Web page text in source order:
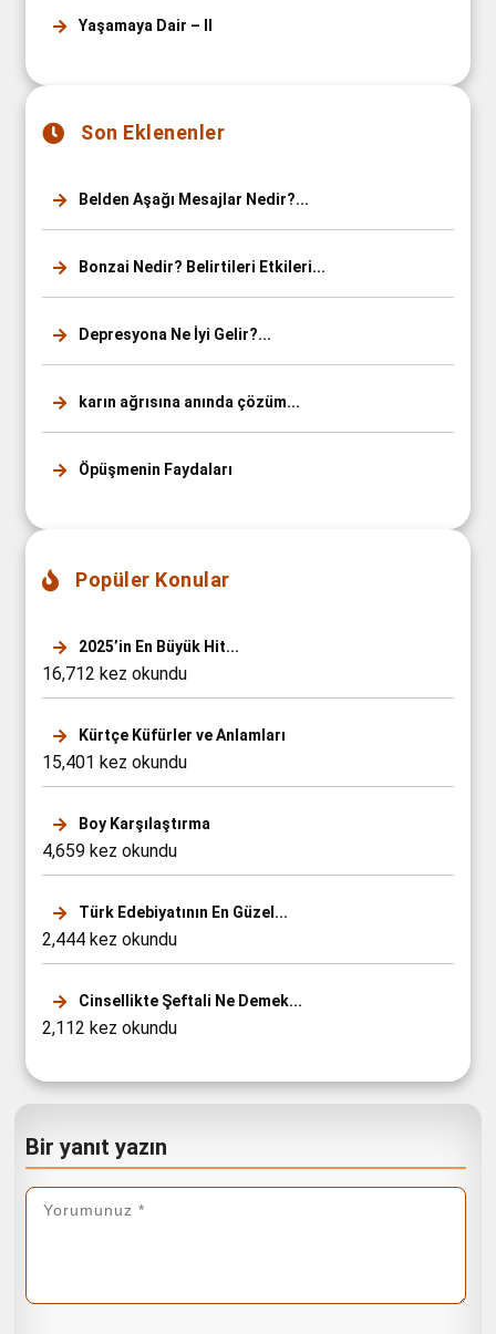
Yaşamaya Dair – II
Son Eklenenler
Belden Aşağı Mesajlar Nedir?...
Bonzai Nedir? Belirtileri Etkileri...
Depresyona Ne İyi Gelir?...
karın ağrısına anında çözüm...
Öpüşmenin Faydaları
Popüler Konular
2025’in En Büyük Hit...
16,712 kez okundu
Kürtçe Küfürler ve Anlamları
15,401 kez okundu
Boy Karşılaştırma
4,659 kez okundu
Türk Edebiyatının En Güzel...
2,444 kez okundu
Cinsellikte Şeftali Ne Demek...
2,112 kez okundu
Bir yanıt yazın